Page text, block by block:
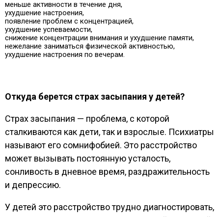
меньше активности в течение дня,
ухудшение настроения,
появление проблем с концентрацией,
ухудшение успеваемости,
снижение концентрации внимания и ухудшение памяти,
нежелание заниматься физической активностью,
ухудшение настроения по вечерам.
Откуда берется страх засыпания у детей?
Страх засыпания — проблема, с которой
сталкиваются как дети, так и взрослые. Психиатры
называют его сомнифобией. Это расстройство
может вызывать постоянную усталость,
сонливость в дневное время, раздражительность
и депрессию.
У детей это расстройство трудно диагностировать,